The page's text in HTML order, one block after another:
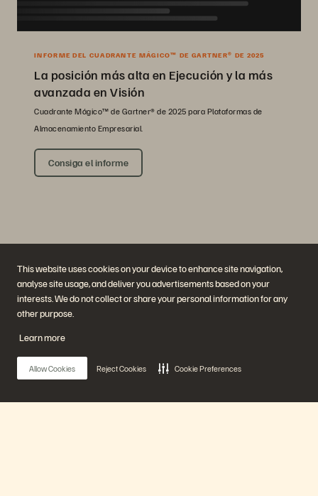
This website uses cookies on your device to enhance site navigation,
analyse site usage, and deliver you advertisements based on your
interests. We do not collect or share your personal information for any
other purpose.
Learn more
Allow Cookies Reject Cookies Cookie Preferences
INFORME DEL CUADRANTE MÁGICO™ DE GARTNER® DE 2025
La posición más alta en Ejecución y la más
avanzada en Visión
Cuadrante Mágico™ de Gartner® de 2025 para Plataformas de
Almacenamiento Empresarial.
Consiga el informe
Empresa
Carreras profesionales
Equipo directivo
Ubicaciones
Soluciones
Computación de alto